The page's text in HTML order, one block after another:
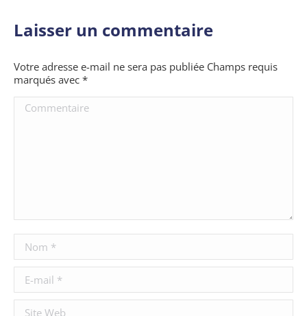
Laisser un commentaire
Votre adresse e-mail ne sera pas publiée Champs requis
marqués avec *
Commentaire
Nom *
E-mail *
Site Web